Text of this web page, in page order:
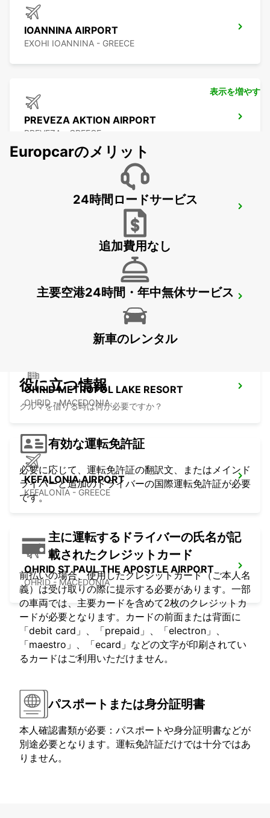
IOANNINA AIRPORT
EXOHI IOANNINA - GREECE
PREVEZA AKTION AIRPORT
PREVEZA - GREECE
LECCE
OHRID METROPOL LAKE RESORT
OHRID - MACEDONIA
KEFALONIA AIRPORT
KEFALONIA - GREECE
OHRID ST PAUL THE APOSTLE AIRPORT
OHRID - MACEDONIA
表示を増やす
Europcarのメリット
24時間ロードサービス
追加費用なし
主要空港24時間・年中無休サービス
新車のレンタル
役に立つ情報
クルマを借りる時は何が必要ですか？
有効な運転免許証
必要に応じて、運転免許証の翻訳文、またはメインド
ライバーと追加のドライバーの国際運転免許証が必要
です。
主に運転するドライバーの氏名が記
載されたクレジットカード
前払いの場合、使用したクレジットカード（ご本人名
義）は受け取りの際に提示する必要があります。一部
の車両では、主要カードを含めて2枚のクレジットカ
ードが必要となります。カードの前面または背面に
「debit card」、「prepaid」、「electron」、
「maestro」、「ecard」などの文字が印刷されてい
るカードはご利用いただけません。
パスポートまたは身分証明書
本人確認書類が必要：パスポートや身分証明書などが
別途必要となります。運転免許証だけでは十分ではあ
りません。